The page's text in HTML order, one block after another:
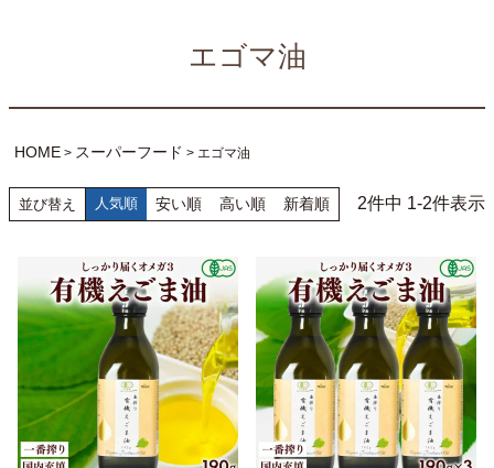
エゴマ油
HOME スーパーフード エゴマ油
並び替え 人気順 安い順 高い順 新着順 2件中 1-2件表示